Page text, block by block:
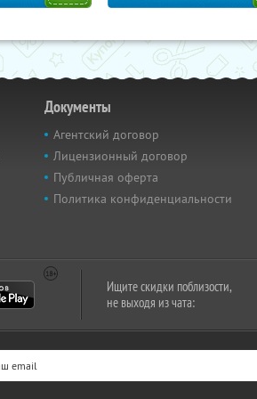
Документы
Агентский договор
Лицензионный договор
Публичная оферта
Политика конфиденциальности
Ищите скидки поблизости,
не выходя из чата: